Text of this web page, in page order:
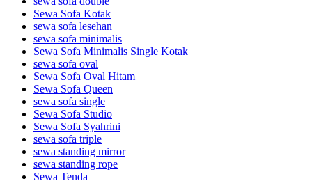
Sewa Sofa Kotak
sewa sofa lesehan
sewa sofa minimalis
Sewa Sofa Minimalis Single Kotak
sewa sofa oval
Sewa Sofa Oval Hitam
Sewa Sofa Queen
sewa sofa single
Sewa Sofa Studio
Sewa Sofa Syahrini
sewa sofa triple
sewa standing mirror
sewa standing rope
Sewa Tenda